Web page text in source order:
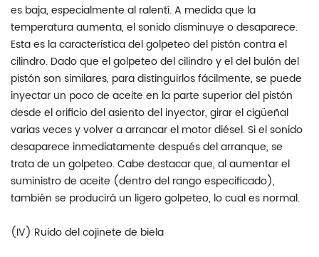
es baja, especialmente al ralentí. A medida que la
temperatura aumenta, el sonido disminuye o desaparece.
Esta es la característica del golpeteo del pistón contra el
cilindro. Dado que el golpeteo del cilindro y el del bulón del
pistón son similares, para distinguirlos fácilmente, se puede
inyectar un poco de aceite en la parte superior del pistón
desde el orificio del asiento del inyector, girar el cigüeñal
varias veces y volver a arrancar el motor diésel. Si el sonido
desaparece inmediatamente después del arranque, se
trata de un golpeteo. Cabe destacar que, al aumentar el
suministro de aceite (dentro del rango especificado),
también se producirá un ligero golpeteo, lo cual es normal.
(IV) Ruido del cojinete de biela